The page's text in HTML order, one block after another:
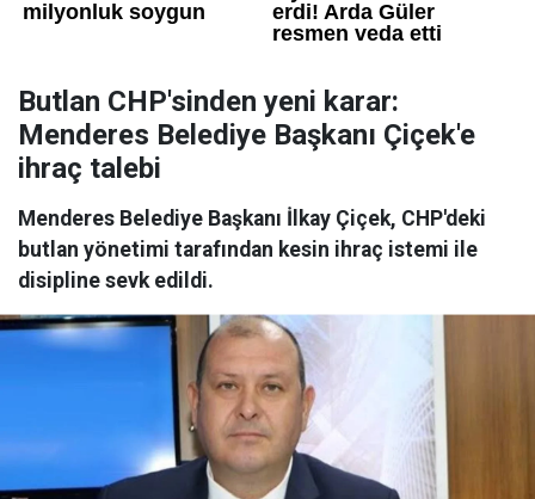
Butlan CHP'sinden yeni karar:
Menderes Belediye Başkanı Çiçek'e
ihraç talebi
Menderes Belediye Başkanı İlkay Çiçek, CHP'deki
butlan yönetimi tarafından kesin ihraç istemi ile
disipline sevk edildi.